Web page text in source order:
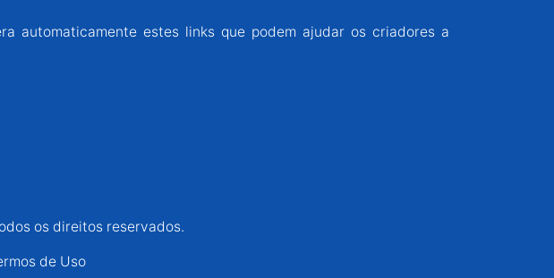
automaticamente estes links que podem ajudar os criadores a
os direitos reservados.
de Uso